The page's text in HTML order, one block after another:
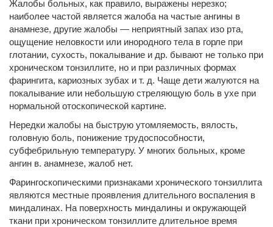
Жалобы больных, как правило, выражены нерезко;
наиболее частой является жалоба на частые ангины в
анамнезе, другие жалобы — неприятный запах изо рта,
ощущение неловкости или инородного тела в горле при
глотании, сухость, покалывание и др. бывают не только при
хроническом тонзиллите, но и при различных формах
фарингита, кариозных зубах и т. д. Чаще дети жалуются на
покалывание или небольшую стреляющую боль в ухе при
нормальной отоскопической картине.
Нередки жалобы на быструю утомляемость, вялость,
головную боль, понижение трудоспособности,
субфебрильную температуру. У многих больных, кроме
ангин в. анамнезе, жалоб нет.
Фарингоскопическими признаками хронического тонзиллита
являются местные проявления длительного воспаления в
миндалинах. На поверхность миндалины и окружающей
ткани при хроническом тонзиллите длительное время